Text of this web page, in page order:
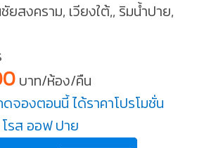
สงคราม, เวียงใต้,, ริมน้ำปาย,
บาท/ห้อง/คืน
จองตอนนี้ ได้ราคาโปรโมชั่น
รส ออฟ ปาย